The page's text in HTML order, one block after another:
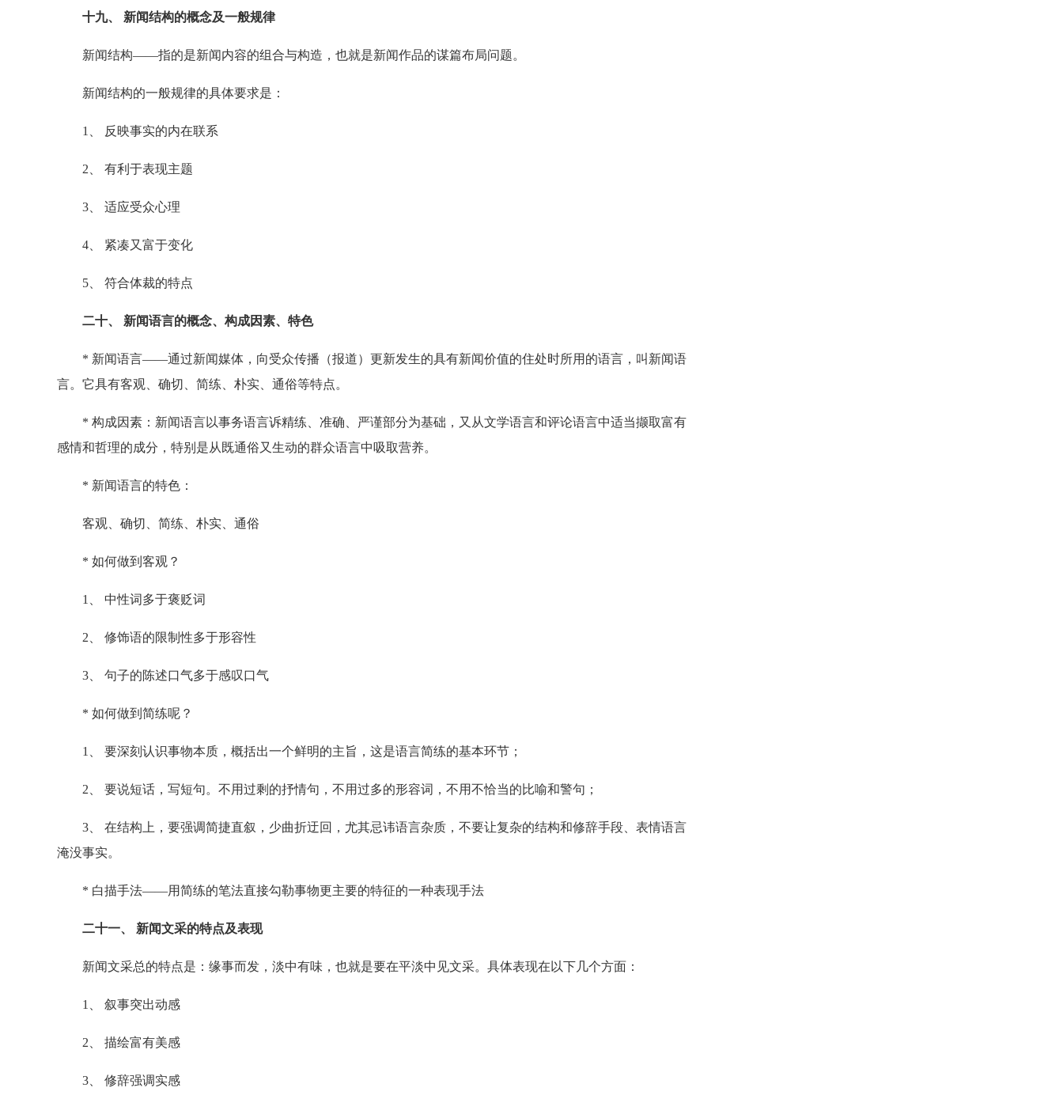
十九、 新闻结构的概念及一般规律
新闻结构——指的是新闻内容的组合与构造，也就是新闻作品的谋篇布局问题。
新闻结构的一般规律的具体要求是：
1、 反映事实的内在联系
2、 有利于表现主题
3、 适应受众心理
4、 紧凑又富于变化
5、 符合体裁的特点
二十、 新闻语言的概念、构成因素、特色
* 新闻语言——通过新闻媒体，向受众传播（报道）更新发生的具有新闻价值的住处时所用的语言，叫新闻语
言。它具有客观、确切、简练、朴实、通俗等特点。
* 构成因素：新闻语言以事务语言诉精练、准确、严谨部分为基础，又从文学语言和评论语言中适当撷取富有
感情和哲理的成分，特别是从既通俗又生动的群众语言中吸取营养。
* 新闻语言的特色：
客观、确切、简练、朴实、通俗
* 如何做到客观？
1、 中性词多于褒贬词
2、 修饰语的限制性多于形容性
3、 句子的陈述口气多于感叹口气
* 如何做到简练呢？
1、 要深刻认识事物本质，概括出一个鲜明的主旨，这是语言简练的基本环节；
2、 要说短话，写短句。不用过剩的抒情句，不用过多的形容词，不用不恰当的比喻和警句；
3、 在结构上，要强调简捷直叙，少曲折迂回，尤其忌讳语言杂质，不要让复杂的结构和修辞手段、表情语言
淹没事实。
* 白描手法——用简练的笔法直接勾勒事物更主要的特征的一种表现手法
二十一、 新闻文采的特点及表现
新闻文采总的特点是：缘事而发，淡中有味，也就是要在平淡中见文采。具体表现在以下几个方面：
1、 叙事突出动感
2、 描绘富有美感
3、 修辞强调实感